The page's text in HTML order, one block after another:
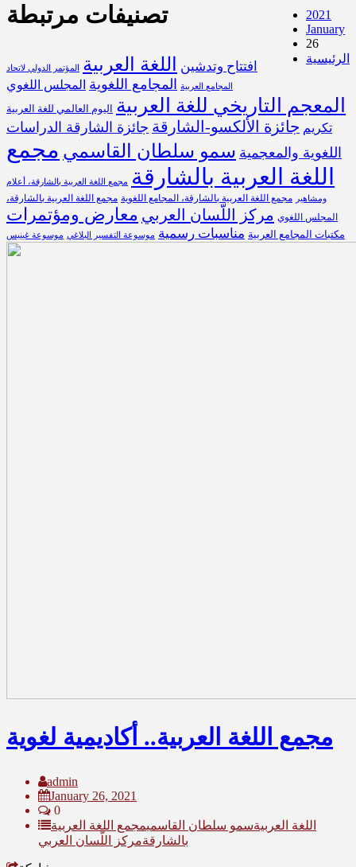
2021
January
26
الرئيسية
تصنيفات مرتبطة
افتتاح وتدشين اللغة العربية المؤتمر الدولي لاتحاد
المجامع العربية المجامع اللغوية المجلس اللغوي
المعجم التاريخي للغة العربية اليوم العالمي للغة العربية
تكريم جائزة الألكسو-الشارقة جائزة الشارقة الدراسات
اللغوية والمعجمية سمو سلطان القاسمي مجمع
اللغة العربية بالشارقة
مجمع اللغة العربية بالشارقة، أعلام
ومشاهير
مجمع اللغة العربية بالشارقة، المجامع اللغوية مجمع اللغة العربية بالشارقة،
المجلس اللغوي مركز اللّسان العربي معارض ومؤتمرات
مكتبات المجامع العربية مناسبات رسمية موسوعة التفسير البلاغي موسوعة غينيس
مجمع اللغة العربية.. أكاديمية لغوية
admin
January 26, 2021
0
اللغة العربيةسمو سلطان القاسميمجمع اللغة العربية
بالشارقةمركز اللّسان العربي